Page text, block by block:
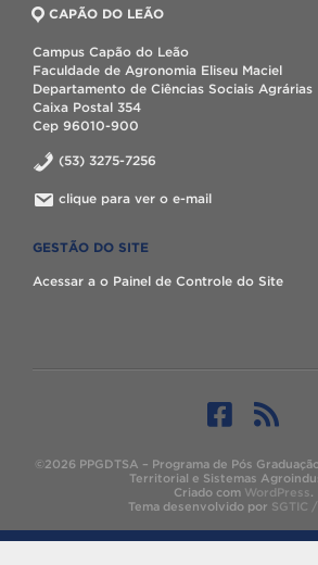
CAPÃO DO LEÃO
Campus Capão do Leão
Faculdade de Agronomia Eliseu Maciel
Departamento de Ciências Sociais Agrárias
Caixa Postal 354
Cep 96010-900
(53) 3275-7256
clique para ver o e-mail
GESTÃO DO SITE
Acessar a o Painel de Controle do Site
©2026 PPGDTSA – Programa de Pós
Territorial e Sistemas
Criado com WordPress.
Tema desenvolvido por SGTIC